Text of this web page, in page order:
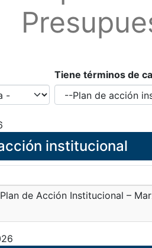
Tiene términos de
institucional
de Acción Institucional –